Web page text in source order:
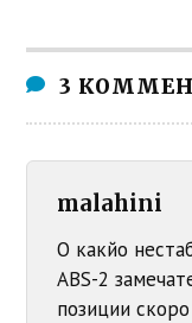
3
malahini
О какйо
ABS-2
позиции